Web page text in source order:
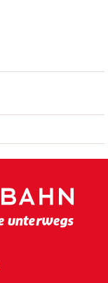
Falconeria,
Valle Maggia,
Mercato
su richiesta
immobile.